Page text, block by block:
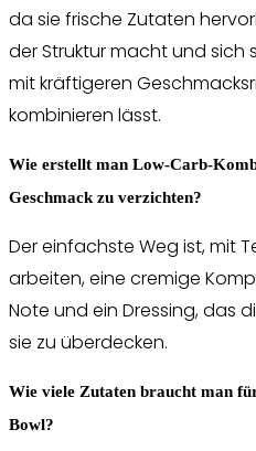
da sie frische Zutaten
der Struktur macht und sich
mit kräftigeren
kombinieren lässt.
Wie erstellt man Low-Carb-
Geschmack zu verzichten?
Der einfachste Weg ist, mit
arbeiten, eine cremige
Note und ein Dressing, das
sie zu überdecken.
Wie viele Zutaten braucht man
Bowl?